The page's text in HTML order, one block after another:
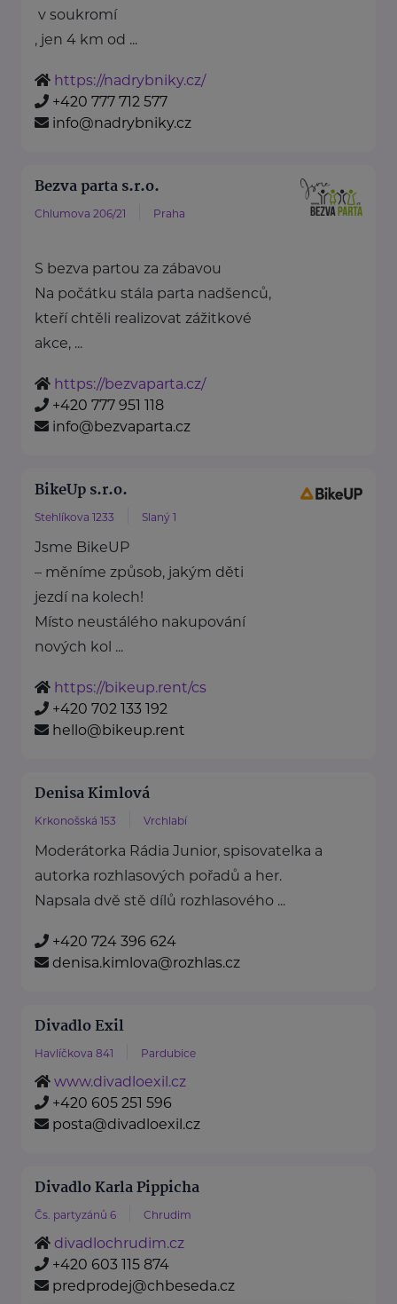
v soukromí
, jen 4 km od ...
https://nadrybniky.cz/
+420 777 712 577
info@nadrybniky.cz
Bezva parta s.r.o.
Chlumova 206/21 Praha
S bezva partou za zábavou
Na počátku stála parta nadšenců,
kteří chtěli realizovat zážitkové
akce, ...
https://bezvaparta.cz/
+420 777 951 118
info@bezvaparta.cz
BikeUp s.r.o.
Stehlíkova 1233 Slaný 1
Jsme BikeUP
– měníme způsob, jakým děti
jezdí na kolech!
Místo neustálého nakupování
nových kol ...
https://bikeup.rent/cs
+420 702 133 192
hello@bikeup.rent
Denisa Kimlová
Krkonošská 153 Vrchlabí
Moderátorka Rádia Junior, spisovatelka a
autorka rozhlasových pořadů a her.
Napsala dvě stě dílů rozhlasového ...
+420 724 396 624
denisa.kimlova@rozhlas.cz
Divadlo Exil
Havlíčkova 841 Pardubice
www.divadloexil.cz
+420 605 251 596
posta@divadloexil.cz
Divadlo Karla Pippicha
Čs. partyzánů 6 Chrudim
divadlochrudim.cz
+420 603 115 874
predprodej@chbeseda.cz